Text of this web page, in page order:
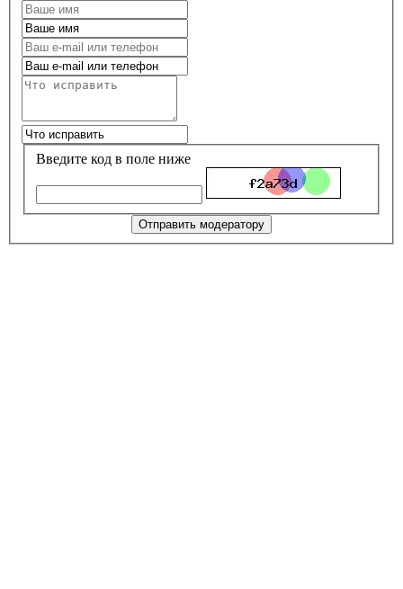
Введите код в поле ниже
Отправить модератору